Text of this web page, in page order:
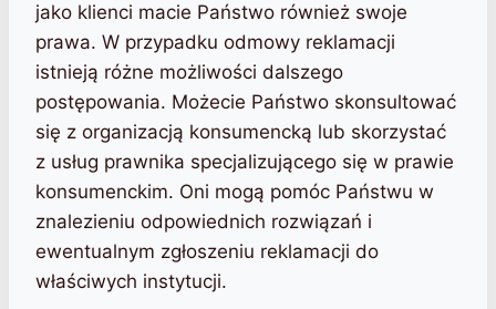
jako klienci macie Państwo również swoje
prawa. W przypadku odmowy reklamacji
istnieją różne możliwości dalszego
postępowania. Możecie Państwo skonsultować
się z organizacją konsumencką lub skorzystać
z usług prawnika specjalizującego się w prawie
konsumenckim. Oni mogą pomóc Państwu w
znalezieniu odpowiednich rozwiązań i
ewentualnym zgłoszeniu reklamacji do
właściwych instytucji.